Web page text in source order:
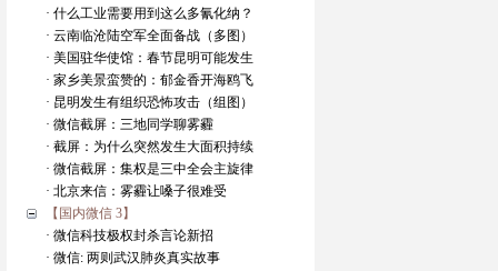
· 什么工业需要用到这么多氰化纳？
· 云南临沧陆空军全面备战（多图）
· 美国驻华使馆：春节昆明可能发生
· 家乡美景蛮赞的：郁金香开海鸥飞
· 昆明发生有组织恐怖攻击（组图）
· 微信截屏：三地同学聊雾霾
· 截屏：为什么突然发生大面积持续
· 微信截屏：集权是三中全会主旋律
· 北京来信：雾霾让嗓子很难受
【国内微信 3】
· 微信科技极权封杀言论新招
· 微信: 两则武汉肺炎真实故事